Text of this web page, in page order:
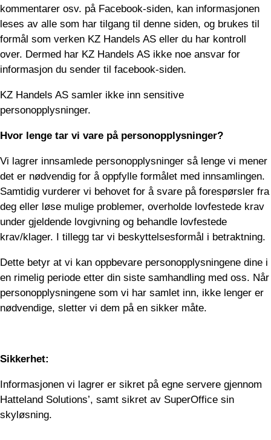
kommentarer osv. på Facebook-siden, kan informasjonen
leses av alle som har tilgang til denne siden, og brukes til
formål som verken KZ Handels AS eller du har kontroll
over. Dermed har KZ Handels AS ikke noe ansvar for
informasjon du sender til facebook-siden.
KZ Handels AS samler ikke inn sensitive
personopplysninger.
Hvor lenge tar vi vare på personopplysninger?
Vi lagrer innsamlede personopplysninger så lenge vi mener
det er nødvendig for å oppfylle formålet med innsamlingen.
Samtidig vurderer vi behovet for å svare på forespørsler fra
deg eller løse mulige problemer, overholde lovfestede krav
under gjeldende lovgivning og behandle lovfestede
krav/klager. I tillegg tar vi beskyttelsesformål i betraktning.
Dette betyr at vi kan oppbevare personopplysningene dine i
en rimelig periode etter din siste samhandling med oss. Når
personopplysningene som vi har samlet inn, ikke lenger er
nødvendige, sletter vi dem på en sikker måte.
Sikkerhet:
Informasjonen vi lagrer er sikret på egne servere gjennom
Hatteland Solutions’, samt sikret av SuperOffice sin
skyløsning.